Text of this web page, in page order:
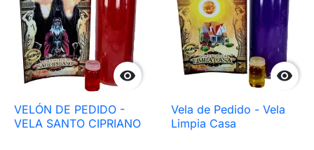

VELÓN DE PEDIDO -
VELA SANTO CIPRIANO

Vela de Pedido - Vela
Limpia Casa